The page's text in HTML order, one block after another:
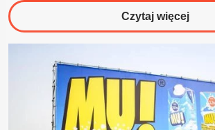
Czytaj więcejo
jak